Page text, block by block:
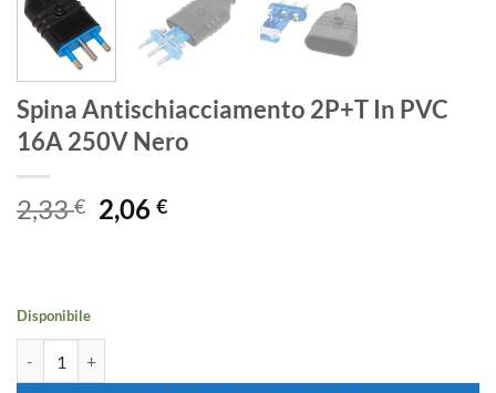
Spina Antischiacciamento 2P+T In PVC
16A 250V Nero
2,33€ Il
prezzo
2,06€Il
Disponibile